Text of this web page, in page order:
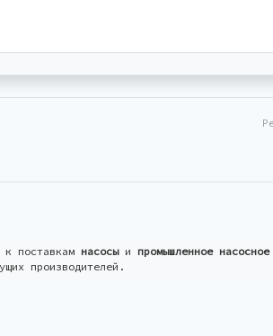
к поставкам насосыи промышленное насосное
производителей.